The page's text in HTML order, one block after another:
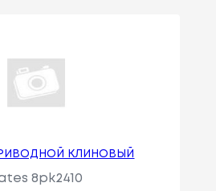
КЛИНОВЫЙ
8pk2410